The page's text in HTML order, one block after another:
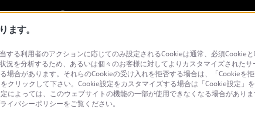
ます。
る利用者のアクションに応じてのみ設定されるCookieは通常、必須Cookie
を分析するため、あるいは個々のお客様に対してよりカスタマイズされたサ
合があります。それらのCookieの受け入れを拒否する場合は、「Cookieを
リックして下さい。Cookie設定をカスタマイズする場合は「Cookie設定」
によっては、このウェブサイトの機能の一部が使用できなくなる場合があり
バシーポリシーをご覧ください。